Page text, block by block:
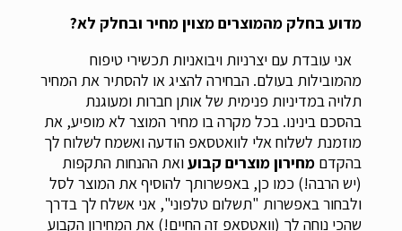
מדוע בחלק מהמוצרים מצוין מחיר ובחלק לא?
בהקדם מחירון מוצרים קבוע